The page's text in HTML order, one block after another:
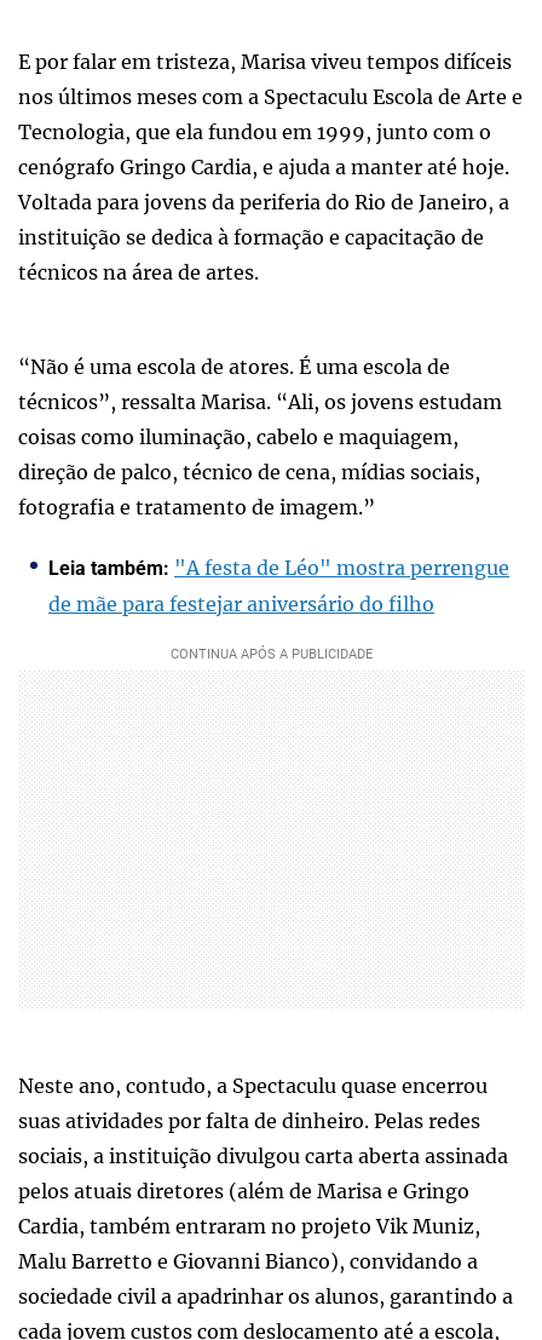
E por falar em tristeza, Marisa viveu tempos difíceis
nos últimos meses com a Spectaculu Escola de Arte e
Tecnologia, que ela fundou em 1999, junto com o
cenógrafo Gringo Cardia, e ajuda a manter até hoje.
Voltada para jovens da periferia do Rio de Janeiro, a
instituição se dedica à formação e capacitação de
técnicos na área de artes.
“Não é uma escola de atores. É uma escola de
técnicos”, ressalta Marisa. “Ali, os jovens estudam
coisas como iluminação, cabelo e maquiagem,
direção de palco, técnico de cena, mídias sociais,
fotografia e tratamento de imagem.”
Leia também: "A festa de Léo" mostra perrengue
de mãe para festejar aniversário do filho
Neste ano, contudo, a Spectaculu quase encerrou
suas atividades por falta de dinheiro. Pelas redes
sociais, a instituição divulgou carta aberta assinada
pelos atuais diretores (além de Marisa e Gringo
Cardia, também entraram no projeto Vik Muniz,
Malu Barretto e Giovanni Bianco), convidando a
sociedade civil a apadrinhar os alunos, garantindo a
cada jovem custos com deslocamento até a escola,